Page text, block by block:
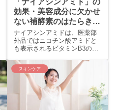
「ナイアシンアミド」の
効果・美容成分に欠かせ
ない補酵素のはたらきと
は？
ナイアシンアミドは、医薬部
外品ではニコチン酸アミドと
も表示されるビタミンB3の一
効果が承認されました。 かな
り以前から、化粧品や医薬部
外品に配合されて...
スキンケア